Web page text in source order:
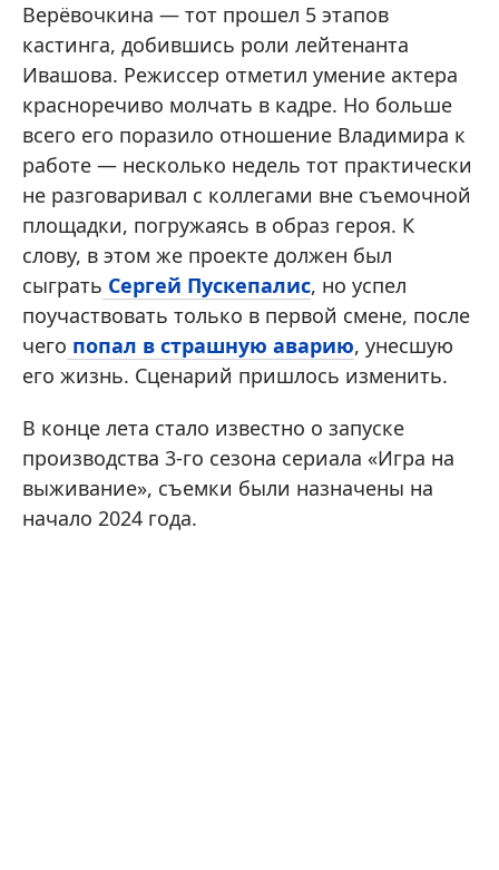
Верёвочкина — тот прошел 5 этапов
кастинга, добившись роли лейтенанта
Ивашова. Режиссер отметил умение актера
красноречиво молчать в кадре. Но больше
всего его поразило отношение Владимира к
работе — несколько недель тот практически
не разговаривал с коллегами вне съемочной
площадки, погружаясь в образ героя. К
слову, в этом же проекте должен был
сыграть Сергей Пускепалис, но успел
поучаствовать только в первой смене, после
чего попал в страшную аварию, унесшую
его жизнь. Сценарий пришлось изменить.
В конце лета стало известно о запуске
производства 3-го сезона сериала «Игра на
выживание», съемки были назначены на
начало 2024 года.